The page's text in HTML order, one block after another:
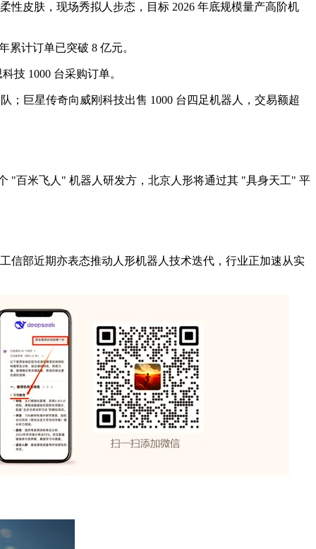
性皮肤，现场秀拟人步态，目标 2026 年底规模量产高阶机
累计订单已突破 8 亿元。
技 1000 台采购订单。
；巨星传奇向威刚科技出售 1000 台四足机器人，交易额超
"百米飞人" 机器人研发方，北京人形将通过其 "具身天工" 平
信部近期亦表态推动人形机器人技术迭代，行业正加速从实